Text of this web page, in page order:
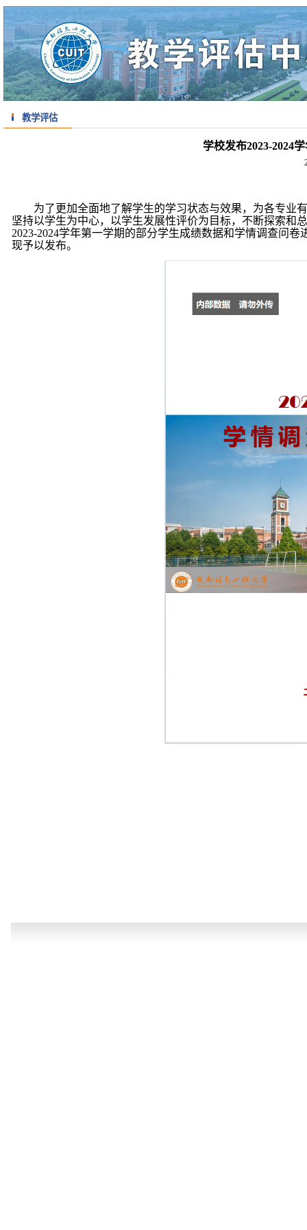
教学评估
学校发布2023-2024
为了更加全面地了解学生的学习状态与效果，为各专业
坚持以学生为中心，以学生发展性评价为目标，不断探索和
2023-2024学年第一学期的部分学生成绩数据和学情调查问
现予以发布。